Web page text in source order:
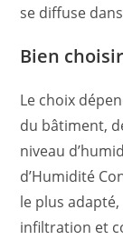
se diffuse
Bien
Le choix
du bâtiment,
niveau
d’Humidité
le plus
infiltration et